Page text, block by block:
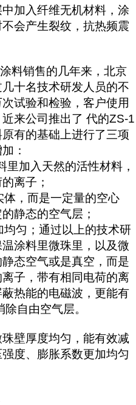
加入纤维无机材料，涂
会产生裂纹，抗热频震
料销售的几年来，北京
十名技术研发人员的不
试验和检验，客户使用
来公司推出了 代的ZS-1
有的基础上进行了三项
：
加入天然的活性材料，
离子；
，而是一定量的空心
静态的空气层；
匀；通过以上的技术研
涂料里微珠里，以及微
态空气或是真空，而是
子，带有相同电荷的离
热能的电磁波，更能有
自由空气层。
壁厚度均匀，能有效减
度、膨胀系数更加均匀